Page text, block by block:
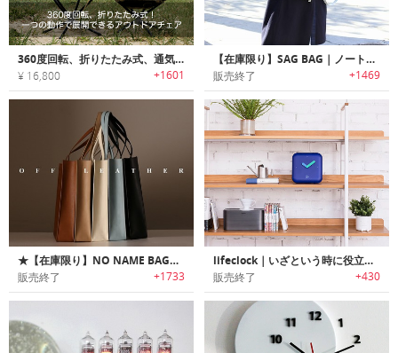
360度回転、折りたたみ式、通気性抜群のメッシュを採用！一つの動作で展開できるアウトドアチェア「One Action Chair」
¥ 16,800 +1601
【在庫限り】SAG BAG｜ノートPCも収納できる、超薄くてスタイリッシュなヴィーガン・リュック「サッグバッグ」
販売終了 +1469
★【在庫限り】NO NAME BAG｜シンプル、スタイリッシュ、実用的！ ファッションのメッカが生んだユニセックスなヴィーガン・レザートート『ノーネームバッグ』
販売終了 +1733
lifeclock｜いざという時に役立つ防災クロック
販売終了 +430